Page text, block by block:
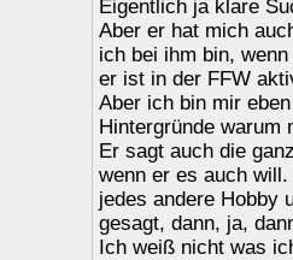
Eigentlich ja klare
Aber er hat mich
ich bei ihm bin,
er ist in der FFW
Aber ich bin mir
Hintergründe warum
Er sagt auch die
wenn er es auch
jedes andere Hobby
gesagt, dann, ja,
Ich weiß nicht was